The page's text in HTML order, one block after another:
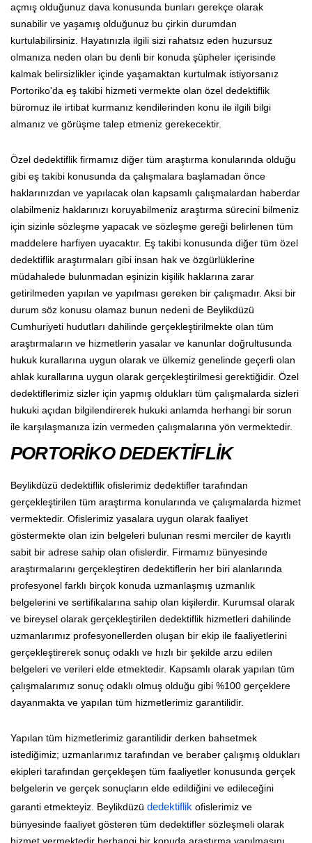
açmış olduğunuz dava konusunda bunları gerekçe olarak
sunabilir ve yaşamış olduğunuz bu çirkin durumdan
kurtulabilirsiniz. Hayatınızla ilgili sizi rahatsız eden huzursuz
olmanıza neden olan bu denli bir konuda şüpheler içerisinde
kalmak belirsizlikler içinde yaşamaktan kurtulmak istiyorsanız
Portoriko'da eş takibi hizmeti vermekte olan özel dedektiflik
büromuz ile irtibat kurmanız kendilerinden konu ile ilgili bilgi
almanız ve görüşme talep etmeniz gerekecektir.
Özel dedektiflik firmamız diğer tüm araştırma konularında olduğu
gibi eş takibi konusunda da çalışmalara başlamadan önce
haklarınızdan ve yapılacak olan kapsamlı çalışmalardan haberdar
olabilmeniz haklarınızı koruyabilmeniz araştırma sürecini bilmeniz
için sizinle sözleşme yapacak ve sözleşme gereği belirlenen tüm
maddelere harfiyen uyacaktır. Eş takibi konusunda diğer tüm özel
dedektiflik araştırmaları gibi insan hak ve özgürlüklerine
müdahalede bulunmadan eşinizin kişilik haklarına zarar
getirilmeden yapılan ve yapılması gereken bir çalışmadır. Aksi bir
durum söz konusu olamaz bunun nedeni de Beylikdüzü
Cumhuriyeti hudutları dahilinde gerçekleştirilmekte olan tüm
araştırmaların ve hizmetlerin yasalar ve kanunlar doğrultusunda
hukuk kurallarına uygun olarak ve ülkemiz genelinde geçerli olan
ahlak kurallarına uygun olarak gerçekleştirilmesi gerektiğidir. Özel
dedektiflerimiz sizler için yapmış oldukları tüm çalışmalarda sizleri
hukuki açıdan bilgilendirerek hukuki anlamda herhangi bir sorun
ile karşılaşmanıza izin vermeden çalışmalarına yön vermektedir.
PORTORİKO DEDEKTİFLİK
Beylikdüzü dedektiflik ofislerimiz dedektifler tarafından
gerçekleştirilen tüm araştırma konularında ve çalışmalarda hizmet
vermektedir. Ofislerimiz yasalara uygun olarak faaliyet
göstermekte olan izin belgeleri bulunan resmi merciler de kayıtlı
sabit bir adrese sahip olan ofislerdir. Firmamız bünyesinde
araştırmalarını gerçekleştiren dedektiflerin her biri alanlarında
profesyonel farklı birçok konuda uzmanlaşmış uzmanlık
belgelerini ve sertifikalarına sahip olan kişilerdir. Kurumsal olarak
ve bireysel olarak gerçekleştirilen dedektiflik hizmetleri dahilinde
uzmanlarımız profesyonellerden oluşan bir ekip ile faaliyetlerini
gerçekleştirerek sonuç odaklı ve hızlı bir şekilde arzu edilen
belgeleri ve verileri elde etmektedir. Kapsamlı olarak yapılan tüm
çalışmalarımız sonuç odaklı olmuş olduğu gibi %100 gerçeklere
dayanmakta ve yapılan tüm hizmetlerimiz garantilidir.
Yapılan tüm hizmetlerimiz garantilidir derken bahsetmek
istediğimiz; uzmanlarımız tarafından ve beraber çalışmış oldukları
ekipleri tarafından gerçekleşen tüm faaliyetler konusunda gerçek
belgelerin ve gerçek sonuçların elde edildiğini ve edileceğini
garanti etmekteyiz. Beylikdüzü dedektiflik ofislerimiz ve
bünyesinde faaliyet gösteren tüm dedektifler sözleşmeli olarak
hizmet vermektedir herhangi bir konuda araştırma yapılmasını